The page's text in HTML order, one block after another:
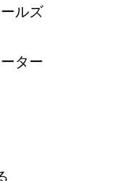
ルズ
ター